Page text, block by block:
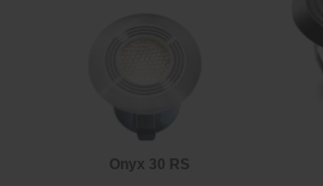
Onyx 30 RS